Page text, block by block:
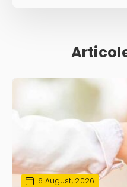
6 August, 2026